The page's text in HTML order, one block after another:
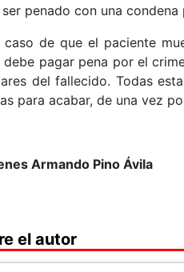
penado con una
caso de que el paciente
debe pagar pena por el
del fallecido. Todas
para acabar, de una vez
Armando Pino Ávila
el autor